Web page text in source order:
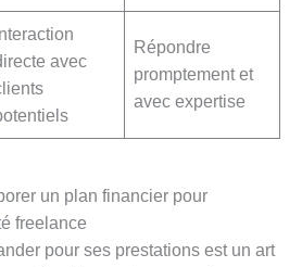
Interaction
avec
Répondre
promptement et
avec expertise
un plan financier pour
freelance
pour ses prestations est un art